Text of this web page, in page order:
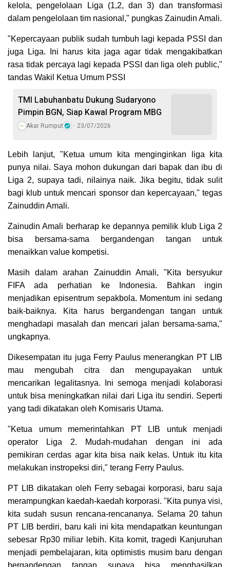
kelola, pengelolaan Liga (1,2, dan 3) dan transformasi
dalam pengelolaan tim nasional," pungkas Zainudin Amali.
"Kepercayaan publik sudah tumbuh lagi kepada PSSI dan
juga Liga. Ini harus kita jaga agar tidak mengakibatkan
rasa tidak percaya lagi kepada PSSI dan liga oleh public,"
tandas Wakil Ketua Umum PSSI
TMI Labuhanbatu Dukung Sudaryono
Pimpin BGN, Siap Kawal Program MBG
Akar Rumput 23/07/2026
Lebih lanjut, "Ketua umum kita menginginkan liga kita
punya nilai. Saya mohon dukungan dari bapak dan ibu di
Liga 2, supaya tadi, nilainya naik. Jika begitu, tidak sulit
bagi klub untuk mencari sponsor dan kepercayaan," tegas
Zainuddin Amali.
Zainudin Amali berharap ke depannya pemilik klub Liga 2
bisa bersama-sama bergandengan tangan untuk
menaikkan value kompetisi.
Masih dalam arahan Zainuddin Amali, "Kita bersyukur
FIFA ada perhatian ke Indonesia. Bahkan ingin
menjadikan episentrum sepakbola. Momentum ini sedang
baik-baiknya. Kita harus bergandengan tangan untuk
menghadapi masalah dan mencari jalan bersama-sama,"
ungkapnya.
Dikesempatan itu juga Ferry Paulus menerangkan PT LIB
mau mengubah citra dan mengupayakan untuk
mencarikan legalitasnya. Ini semoga menjadi kolaborasi
untuk bisa meningkatkan nilai dari Liga itu sendiri. Seperti
yang tadi dikatakan oleh Komisaris Utama.
"Ketua umum memerintahkan PT LIB untuk menjadi
operator Liga 2. Mudah-mudahan dengan ini ada
pemikiran cerdas agar kita bisa naik kelas. Untuk itu kita
melakukan instropeksi diri," terang Ferry Paulus.
PT LIB dikatakan oleh Ferry sebagai korporasi, baru saja
merampungkan kaedah-kaedah korporasi. "Kita punya visi,
kita sudah susun rencana-rencananya. Selama 20 tahun
PT LIB berdiri, baru kali ini kita mendapatkan keuntungan
sebesar Rp30 miliar lebih. Kita komit, tragedi Kanjuruhan
menjadi pembelajaran, kita optimistis musim baru dengan
bergandengan tangan supaya bisa menghasilkan